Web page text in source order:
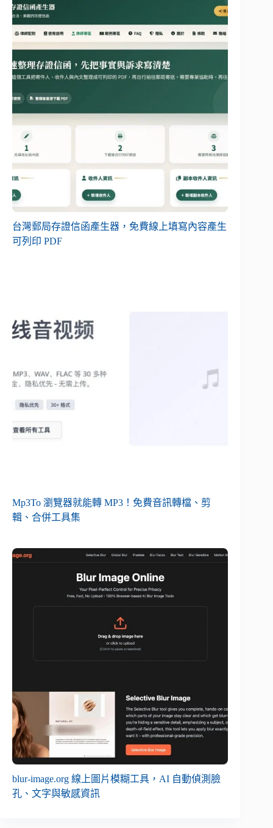
台灣郵局存證信函產生器，免費線上填寫內容產生
可列印 PDF
Mp3To 瀏覽器就能轉 MP3！免費音訊轉檔、剪
輯、合併工具集
blur-image.org 線上圖片模糊工具，AI 自動偵測臉
孔、文字與敏感資訊